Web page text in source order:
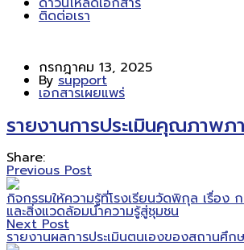
ติดต่อเรา
กรกฎาคม 13, 2025
By support
เอกสารเผยแพร่
รายงานการประเมินคุณภาพ
Share:
Previous Post
กิจกรรมให้ความรู้ที่โรงเรียนวัดพิกุล เรื่อง
และสิ่งแวดล้อมนำความรู้สู่ชุมชน
Next Post
รายงานผลการประเมินตนเองของสถานศึ